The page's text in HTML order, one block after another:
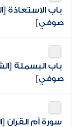
باب الاستعاذة [
صوفي]
باب البسملة [
صوفي]
سورة أم القرآن [